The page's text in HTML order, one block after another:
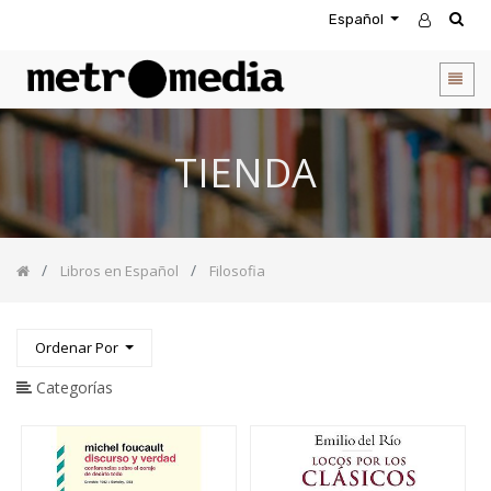
Español
TIENDA
Libros en Español Filosofia
Ordenar Por
Categorías
PRODUCTOS
productos
Novedades
Agendas
Accesorios
Entretenimiento